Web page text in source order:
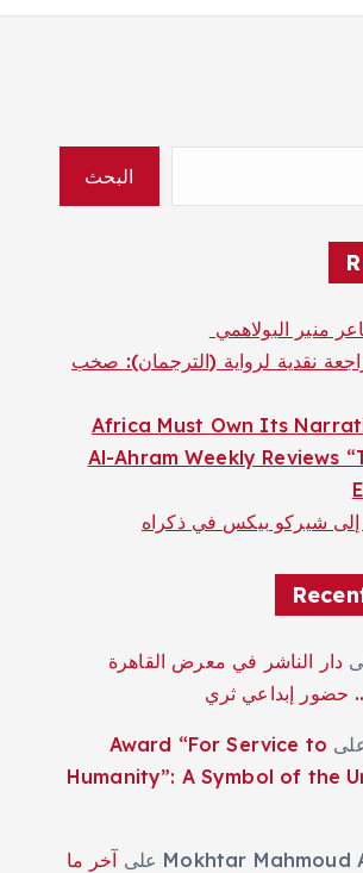
البحث
منير البولاهمي
نقدية لرواية (الترجمان): صخب
Africa Must Own Its
Al-Ahram Weekly Reviews
شيركو بيكس في ذكراه
دار الناشر في معرض القاهرة
حضور إبداعي ثري
Award “For Service to
Humanity”: A Symbol of the
Mokhtar Mahmoud على آخر ما